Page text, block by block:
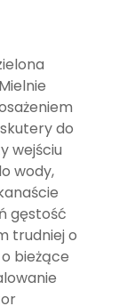
do
wejściu
wody,
gęstość
trudniej o
bieżące